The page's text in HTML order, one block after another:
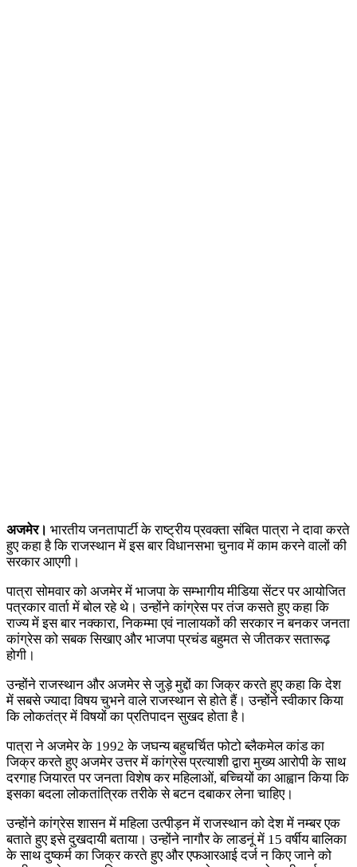
अजमेर। भारतीय जनतापार्टी के राष्ट्रीय प्रवक्ता संबित पात्रा ने दावा करते
हुए कहा है कि राजस्थान में इस बार विधानसभा चुनाव में काम करने वालों की
सरकार आएगी।
पात्रा सोमवार को अजमेर में भाजपा के सम्भागीय मीडिया सेंटर पर आयोजित
पत्रकार वार्ता में बोल रहे थे। उन्होंने कांग्रेस पर तंज कसते हुए कहा कि
राज्य में इस बार नक्कारा, निकम्मा एवं नालायकों की सरकार न बनकर जनता
कांग्रेस को सबक सिखाए और भाजपा प्रचंड बहुमत से जीतकर सतारूढ़
होगी।
उन्होंने राजस्थान और अजमेर से जुड़े मुद्दों का जिक्र करते हुए कहा कि देश
में सबसे ज्यादा विषय चुभने वाले राजस्थान से होते हैं। उन्होंने स्वीकार किया
कि लोकतंत्र में विषयों का प्रतिपादन सुखद होता है।
पात्रा ने अजमेर के 1992 के जघन्य बहुचर्चित फोटो ब्लैकमेल कांड का
जिक्र करते हुए अजमेर उत्तर में कांग्रेस प्रत्याशी द्वारा मुख्य आरोपी के साथ
दरगाह जियारत पर जनता विशेष कर महिलाओं, बच्चियों का आह्वान किया कि
इसका बदला लोकतांत्रिक तरीके से बटन दबाकर लेना चाहिए।
उन्होंने कांग्रेस शासन में महिला उत्पीड़न में राजस्थान को देश में नम्बर एक
बताते हुए इसे दुखदायी बताया। उन्होंने नागौर के लाडनूं में 15 वर्षीय बालिका
के साथ दुष्कर्म का जिक्र करते हुए और एफआरआई दर्ज न किए जाने को